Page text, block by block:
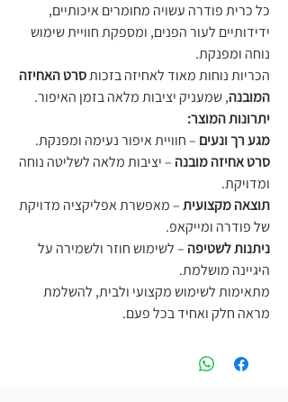
כל כרית פודרה עשויה מחומרים איכותיים,
ידידותיים לעור הפנים, ומספקת חוויית שימוש
נוחה ומפנקת.
הכריות נוחות מאוד לאחיזה בזכותסרט האחיזה
המובנה, שמעניק יציבות מלאה בזמן האיפור.
יתרונות המוצר:
מגע רך ונעים – חוויית איפור נעימה ומפנקת.
סרט אחיזה מובנה – יציבות מלאה לשליטה נוחה
ומדויקת.
תוצאה מקצועית– מאפשרת אפליקציה מדויקת
של פודרה ומייקאפ.
ניתנות לשטיפה – לשימוש חוזר ולשמירה על
היגיינה מושלמת.
מתאימות לשימוש מקצועי ולבית, להשלמת
מראה חלק ואחיד בכל פעם.